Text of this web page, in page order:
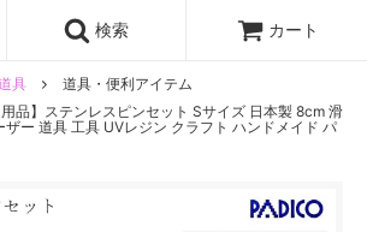
検索 カート
具
道具・便利アイテム
品】ステンレスピンセット Sサイズ 日本製 8cm 滑
ザー 道具 工具 UVレジン クラフト ハンドメイド パ